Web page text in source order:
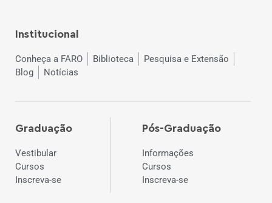
Institucional
Conheça a FARO Biblioteca
Pesquisa e Extensão
Blog
Notícias
Graduação
Vestibular
Cursos
Inscreva-se
Pós-Graduação
Informações
Cursos
Inscreva-se